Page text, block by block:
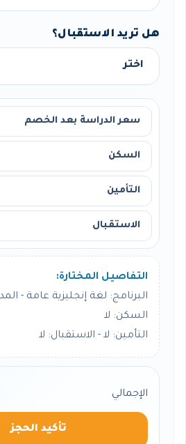
هل تريد الاستقبال؟
سعر الدراسة بعد الخصم
السكن
التأمين
الاستقبال
التفاصيل المختارة:
البرنامج: لغة إنجليزية عامة - المدة: 8
السكن: لا
التأمين: لا - الاستقبال: لا
الإجمالي
تأكيد الحجز